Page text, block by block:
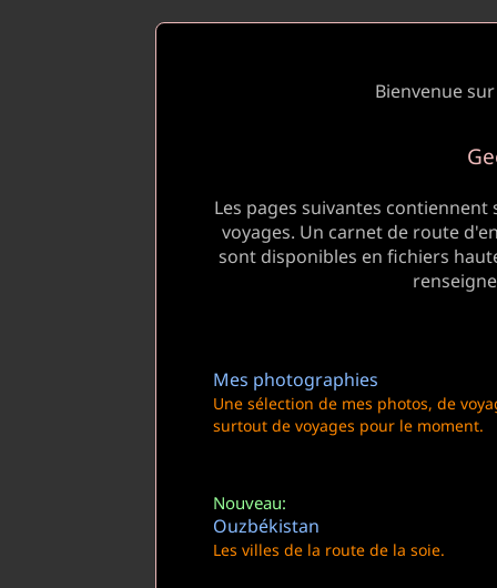
Bienvenue
Les pages suivantes
voyages. Un carnet de route
sont disponibles en fichiers
Mes photographies
Une sélection de mes photos, de
surtout de voyages pour le moment.
Nouveau:
Ouzbékistan
Les villes de la route de la soie.